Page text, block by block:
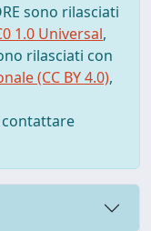
sono rilasciati
1.0 Universal,
rilasciati con
(CC BY 4.0),